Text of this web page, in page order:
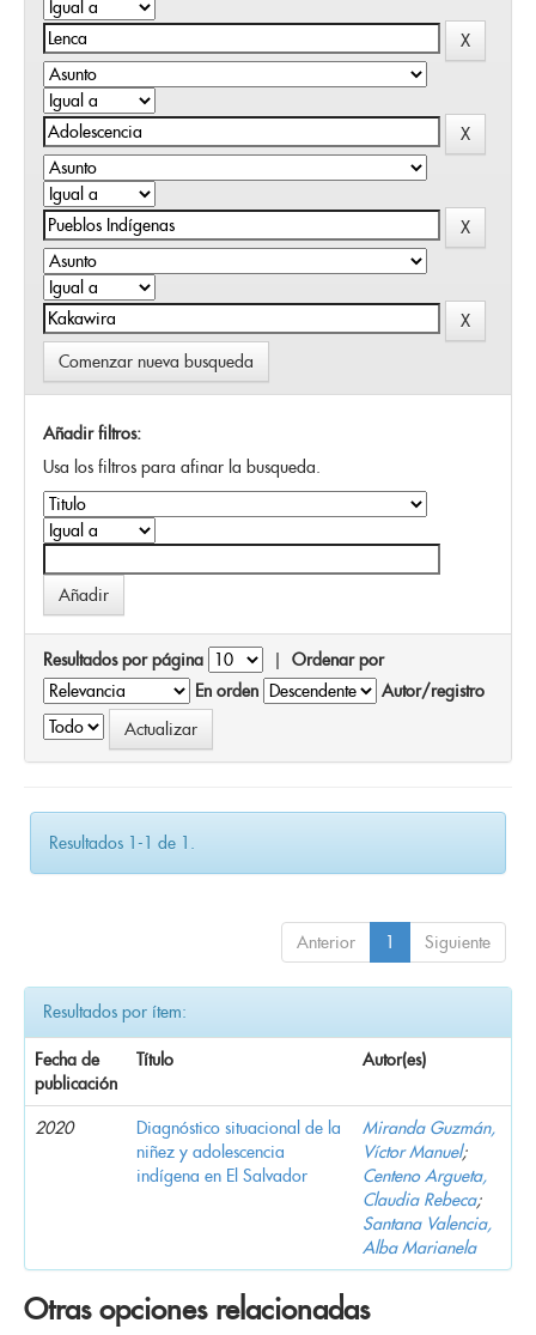
Comenzar nueva busqueda
Añadir filtros:
Usa los filtros para afinar la busqueda.
Resultados por página | Ordenar por
En orden
Autor/registro
Resultados 1-1 de 1.
Anterior 1 Siguiente
Resultados por ítem:
Fecha de
publicación
Título Autor(es)
2020
Diagnóstico situacional de la
niñez y adolescencia
indígena en El Salvador
Miranda Guzmán,
Víctor Manuel;
Centeno Argueta,
Claudia Rebeca;
Santana Valencia,
Alba Marianela
Otras opciones relacionadas